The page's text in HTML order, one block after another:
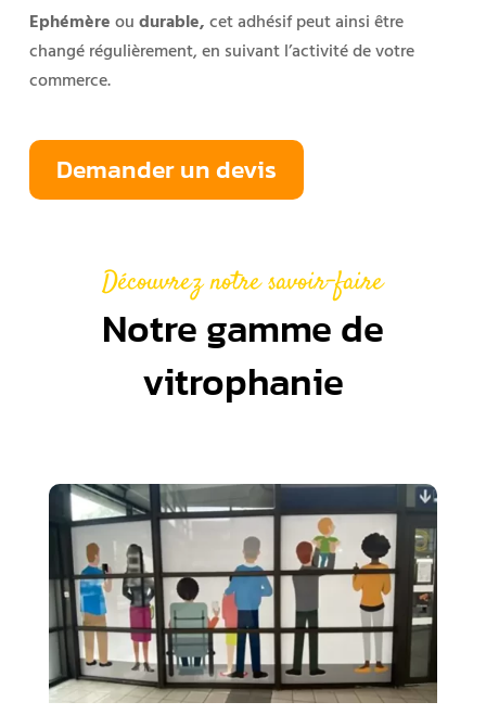
Ephémèreoudurable,cet adhésif peut ainsi être
changé régulièrement, en suivant l’activité de votre
commerce.
Demander un devis
Découvrez notre savoir-faire
Notre gamme de
vitrophanie